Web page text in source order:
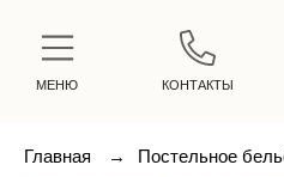
МЕНЮ КОНТАКТЫ
Главная → Постельное